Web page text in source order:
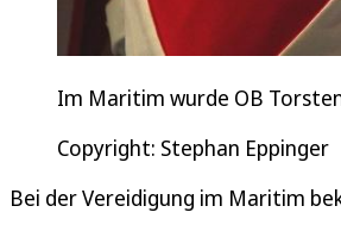
Im Maritim wurde OB
Copyright: Stephan Eppinger
Bei der Vereidigung im Maritim